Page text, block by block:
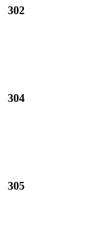
302
304
305